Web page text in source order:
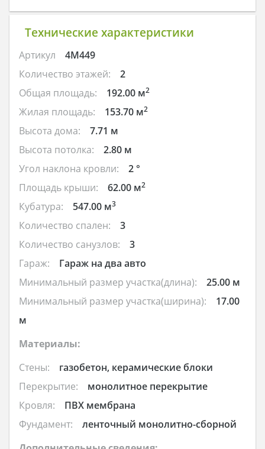
Технические характеристики
Артикул
4M449
Количество этажей:
2
Общая площадь:
192.00 м2
Жилая площадь: 153.70 м2
Высота дома:
7.71 м
Высота потолка:
2.80 м
Угол наклона кровли:
2 °
Площадь крыши:
62.00 м2
Кубатура: 547.00 м3
Количество спален:
3
Количество санузлов:
3
Гараж:
Гараж на два авто
Минимальный размер участка(длина):
25.00 м
Минимальный размер участка(ширина):
17.00
м
Материалы:
Стены:
газобетон, керамические блоки
Перекрытие:
монолитное перекрытие
Кровля:
ПВХ мембрана
Фундамент:
ленточный монолитно-сборной